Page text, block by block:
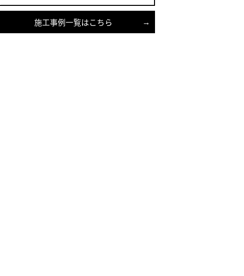
施工事例一覧はこちら